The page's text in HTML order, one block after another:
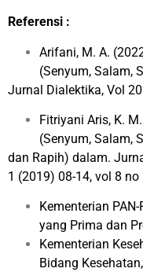
Referensi :
Arifani, M. A.
(Senyum, Salam,
Jurnal Dialektika, Vol
Fitriyani Aris, K.
(Senyum, Salam,
dan Rapih) dalam.
1 (2019) 08-14, vol 8 no
Kementerian
yang Prima dan
Kementerian
Bidang